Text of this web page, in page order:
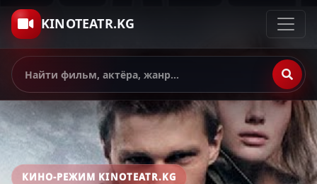
KINOTEATR.KG
КИНО-РЕЖИМ KINOTEATR.KG